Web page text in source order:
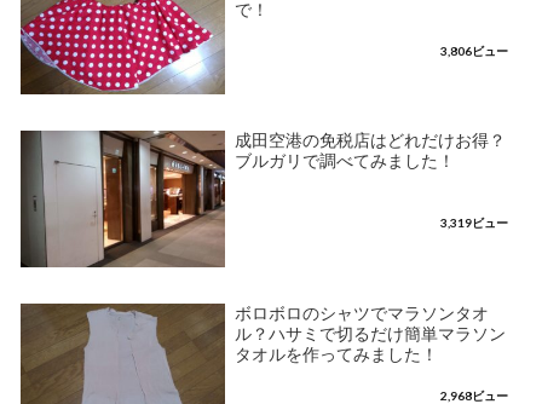
で！
3,806ビュー
成田空港の免税店はどれだけお得？
ブルガリで調べてみました！
3,319ビュー
ボロボロのシャツでマラソンタオ
ル？ハサミで切るだけ簡単マラソン
タオルを作ってみました！
2,968ビュー